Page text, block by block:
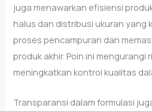
juga menawarkan efisiensi
halus dan distribusi ukuran yang
proses pencampuran dan
produk akhir. Poin ini
meningkatkan kontrol kualitas
Transparansi dalam formulasi